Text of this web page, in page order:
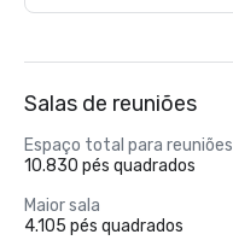
Salas de reuniões
Espaço total para reuniões
10.830 pés quadrados
Maior sala
4.105 pés quadrados